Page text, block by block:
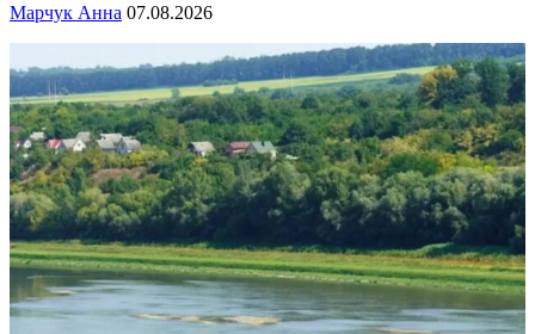
Марчук Анна 07.08.2026